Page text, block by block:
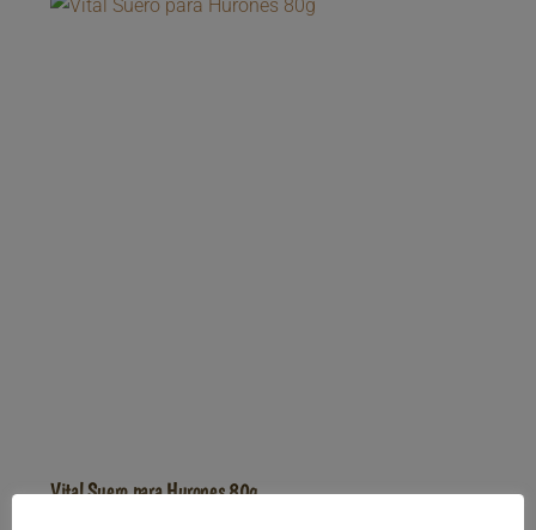
Vital Suero para Hurones 80g